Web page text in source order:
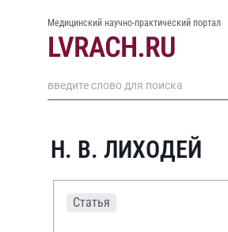
Медицинский научно-практический портал
Н. В. ЛИХОДЕЙ
Статья